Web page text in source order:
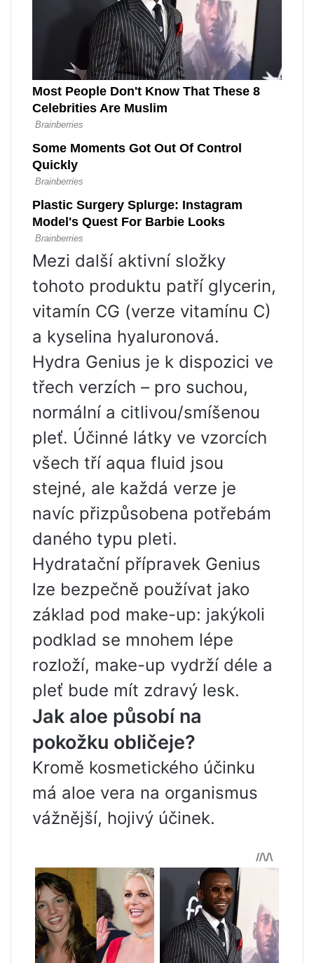
Mezi další aktivní složky
tohoto produktu patří glycerin,
vitamín CG (verze vitamínu C)
a kyselina hyaluronová.
Hydra Genius je k dispozici ve
třech verzích – pro suchou,
normální a citlivou/smíšenou
pleť. Účinné látky ve vzorcích
všech tří aqua fluid jsou
stejné, ale každá verze je
navíc přizpůsobena potřebám
daného typu pleti.
Hydratační přípravek Genius
lze bezpečně používat jako
základ pod make-up: jakýkoli
podklad se mnohem lépe
rozloží, make-up vydrží déle a
pleť bude mít zdravý lesk.
Jak aloe působí na
pokožku obličeje?
Kromě kosmetického účinku
má aloe vera na organismus
vážnější, hojivý účinek.